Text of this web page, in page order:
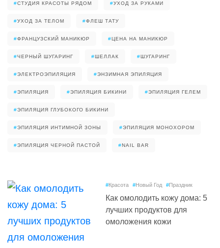
#СТУДИЯ КРАСОТЫ РЯДОМ #УХОД ЗА РУКАМИ
#УХОД ЗА ТЕЛОМ #ФЛЕШ ТАТУ
#ФРАНЦУЗСКИЙ МАНИКЮР #ЦЕНА НА МАНИКЮР
#ЧЕРНЫЙ ШУГАРИНГ #ШЕЛЛАК #ШУГАРИНГ
#ЭЛЕКТРОЭПИЛЯЦИЯ #ЭНЗИМНАЯ ЭПИЛЯЦИЯ
#ЭПИЛЯЦИЯ #ЭПИЛЯЦИЯ БИКИНИ #ЭПИЛЯЦИЯ ГЕЛЕМ
#ЭПИЛЯЦИЯ ГЛУБОКОГО БИКИНИ
#ЭПИЛЯЦИЯ ИНТИМНОЙ ЗОНЫ #ЭПИЛЯЦИЯ МОНОХОРОМ
#ЭПИЛЯЦИЯ ЧЕРНОЙ ПАСТОЙ #NAIL BAR
#Красота #Новый Год #Праздник
Как омолодить кожу дома: 5
лучших продуктов для
омоложения кожи